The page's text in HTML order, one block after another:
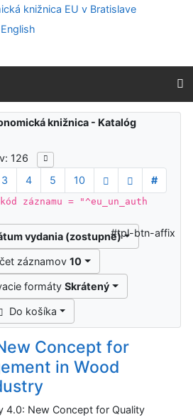
prístupnosti
English
knižnica - Katalóg
126
3 4 5 10
#
záznamu = "^eu_un_auth
vydania (zostupne)
záznamov10
formátySkrátený
Do košíka
#tpl-btn-affix
Concept for
in Wood
4.0: New Concept for Quality